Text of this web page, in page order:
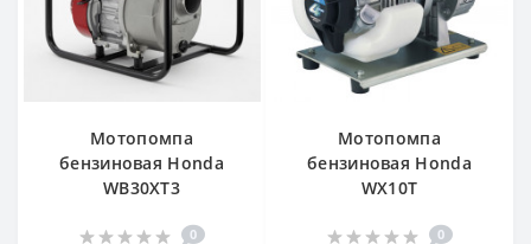
Мотопомпа
бензиновая Honda
WB30XT3
0
Мотопомпа
бензиновая Honda
WX10T
0